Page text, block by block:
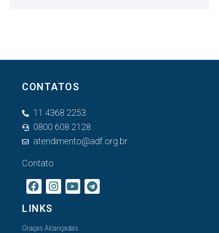
CONTATOS
11 4368 2253
0800 608 2128
atendimento@adf.org.br
Contato
LINKS
Graças Alcançadas